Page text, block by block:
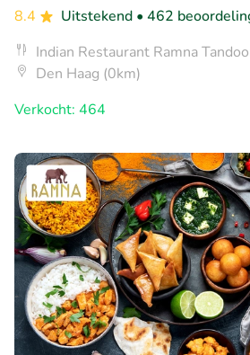
8.4
Uitstekend • 462
Indian Restaurant Ramna
Den Haag (0km)
Verkocht: 464